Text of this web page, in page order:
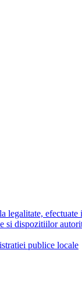
legalitate, efectuate
dispozitiilor
publice locale